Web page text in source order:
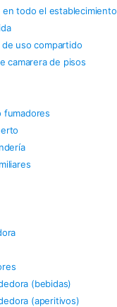
en todo el establecimiento
uso compartido
camarera de pisos
fumadores
(bebidas)
(aperitivos)